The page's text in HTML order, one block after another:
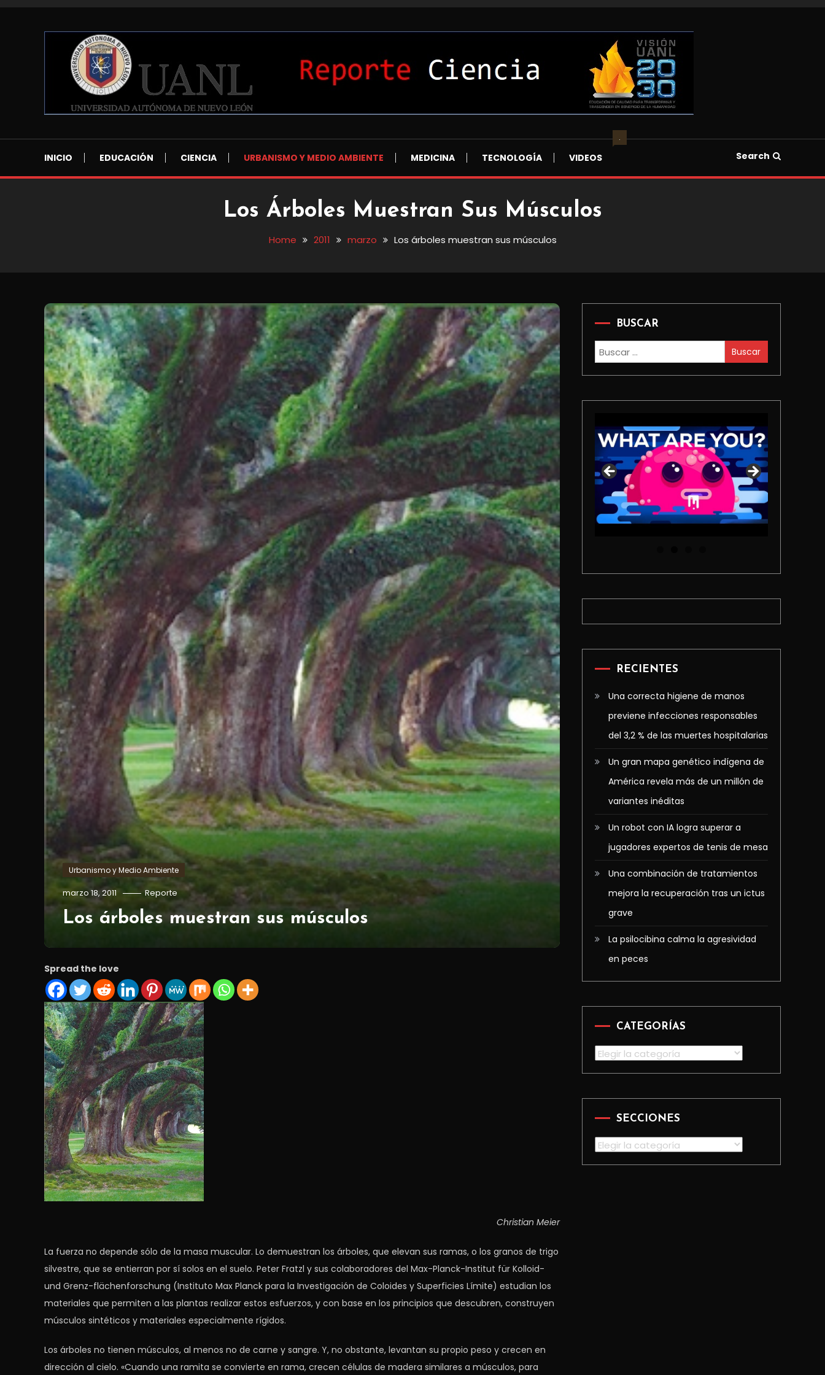
INICIO EDUCACIÓN CIENCIA URBANISMO Y MEDIO AMBIENTE MEDICINA TECNOLOGÍA VIDEOS
.
Search
Los Árboles Muestran Sus Músculos
Home 2011 marzo Los árboles muestran sus músculos
Urbanismo y Medio Ambiente
marzo 18, 2011 Reporte
Los árboles muestran sus músculos
Spread the love
Christian Meier
La fuerza no depende sólo de la masa muscular. Lo demuestran los árboles, que elevan sus ramas, o los granos de trigo
silvestre, que se entierran por sí solos en el suelo. Peter Fratzl y sus colaboradores del Max-Planck-Institut für Kolloid-
und Grenz-flächenforschung (Instituto Max Planck para la Investigación de Coloides y Superficies Límite) estudian los
materiales que permiten a las plantas realizar estos esfuerzos, y con base en los principios que descubren, construyen
músculos sintéticos y materiales especialmente rígidos.
Los árboles no tienen músculos, al menos no de carne y sangre. Y, no obstante, levantan su propio peso y crecen en
dirección al cielo. «Cuando una ramita se convierte en rama, crecen células de madera similares a músculos, para
BUSCAR
Buscar:
RECIENTES
Una correcta higiene de manos
previene infecciones responsables
del 3,2 % de las muertes hospitalarias
Un gran mapa genético indígena de
América revela más de un millón de
variantes inéditas
Un robot con IA logra superar a
jugadores expertos de tenis de mesa
Una combinación de tratamientos
mejora la recuperación tras un ictus
grave
La psilocibina calma la agresividad
en peces
CATEGORÍAS
Categorías
SECCIONES
Secciones